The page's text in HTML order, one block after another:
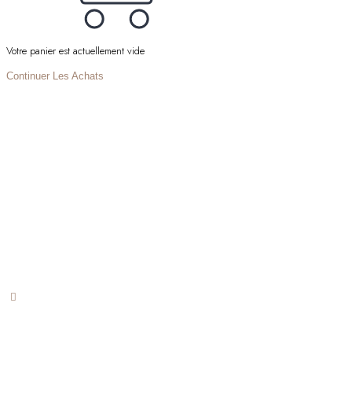
Votre panier est actuellement vide
Continuer Les Achats